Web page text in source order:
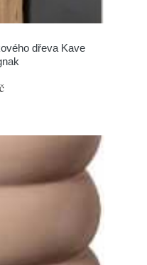
dřeva Kave